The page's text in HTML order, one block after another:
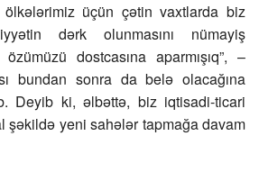
ölkələrimiz üçün çətin vaxtlarda biz
dərk olunmasını nümayiş
dostcasına aparmışıq”, –
bundan sonra da belə olacağına
Deyib ki, əlbəttə, biz iqtisadi-ticari
şəkildə yeni sahələr tapmağa davam